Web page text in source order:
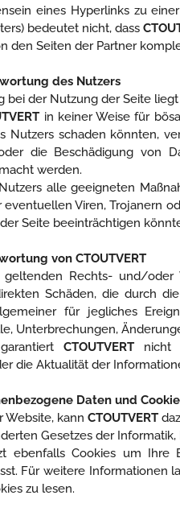
eines Hyperlinks zu
bedeutet nicht, dass
den Seiten der Partner
des Nutzers
bei der Nutzung der Seite
in keiner Weise für
Nutzers schaden könnten,
die Beschädigung von
werden.
alle geeigneten
eventuellen Viren, Trojanern
Seite beeinträchtigen
von CTOUTVERT
Rechts- und/oder
Schäden, die durch
für jegliches
Unterbrechungen,
CTOUTVERTnicht
die Aktualität der
Daten und
Website, kannCTOUTVERT
Gesetzes der
ebenfalls Cookies um Ihre
Für weitere Informationen
zu lesen.